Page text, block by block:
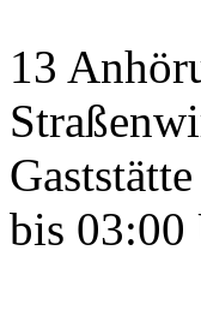
13
bis 03:00